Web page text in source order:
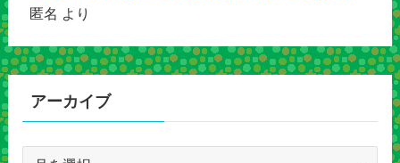
匿名 より
アーカイブ